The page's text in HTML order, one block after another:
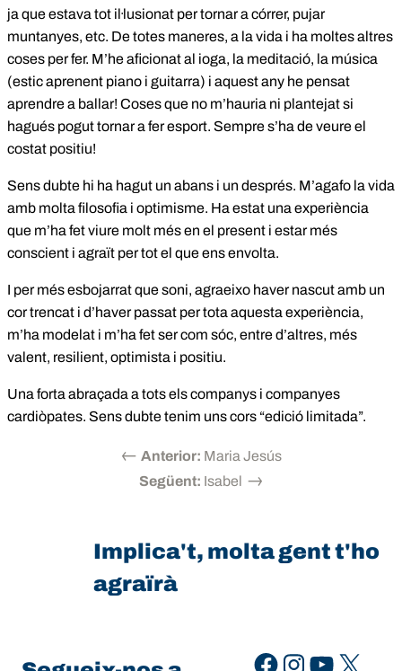
ja que estava tot il·lusionat per tornar a córrer, pujar
muntanyes, etc. De totes maneres, a la vida i ha moltes altres
coses per fer. M’he aficionat al ioga, la meditació, la música
(estic aprenent piano i guitarra) i aquest any he pensat
aprendre a ballar! Coses que no m’hauria ni plantejat si
hagués pogut tornar a fer esport. Sempre s’ha de veure el
costat positiu!
Sens dubte hi ha hagut un abans i un després. M’agafo la vida
amb molta filosofia i optimisme. Ha estat una experiència
que m’ha fet viure molt més en el present i estar més
conscient i agraït per tot el que ens envolta.
I per més esbojarrat que soni, agraeixo haver nascut amb un
cor trencat i d’haver passat per tota aquesta experiència,
m’ha modelat i m’ha fet ser com sóc, entre d’altres, més
valent, resilient, optimista i positiu.
Una forta abraçada a tots els companys i companyes
cardiòpates. Sens dubte tenim uns cors “edició limitada”.
← Anterior: Maria Jesús
Següent: Isabel →
Implica't, molta gent t'ho
agraïrà
Facebook Instagram YouTube X